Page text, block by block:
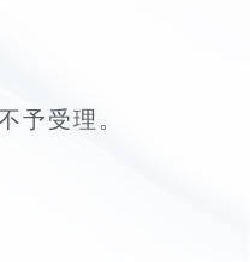
予受理。